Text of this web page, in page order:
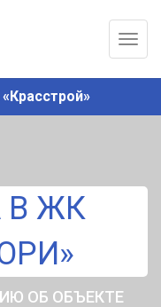
В ЖК
ОБ ОБЪЕКТЕ